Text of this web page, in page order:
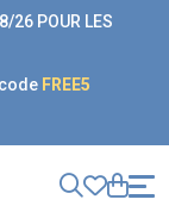
26 POUR LES
FREE5